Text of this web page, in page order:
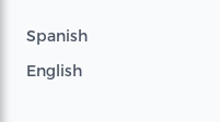
Spanish
English